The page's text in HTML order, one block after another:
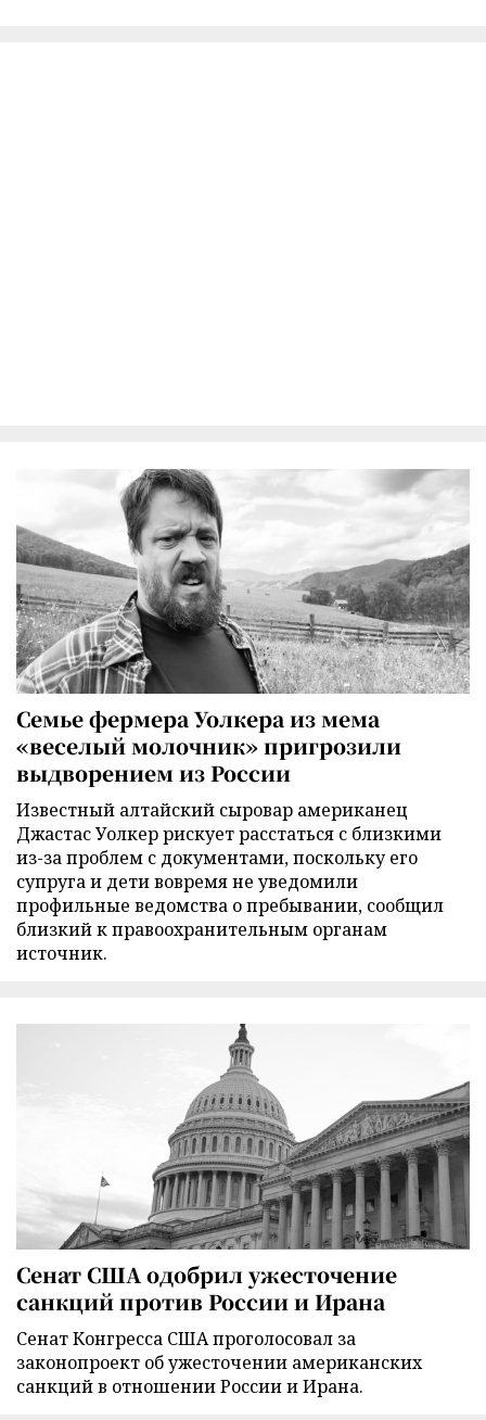
Семье фермера Уолкера из мема
«веселый молочник» пригрозили
выдворением из России
Известный алтайский сыровар американец
Джастас Уолкер рискует расстаться с близкими
из-за проблем с документами, поскольку его
супруга и дети вовремя не уведомили
профильные ведомства о пребывании, сообщил
близкий к правоохранительным органам
источник.
Сенат США одобрил ужесточение
санкций против России и Ирана
Сенат Конгресса США проголосовал за
законопроект об ужесточении американских
санкций в отношении России и Ирана.